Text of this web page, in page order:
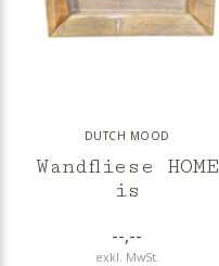
DUTCH MOOD
Wandfliese HOME
is
--,--
exkl. MwSt.